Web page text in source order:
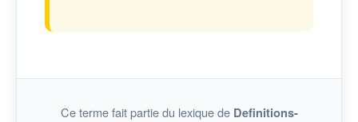
Ce terme fait partie du lexique de Definitions-